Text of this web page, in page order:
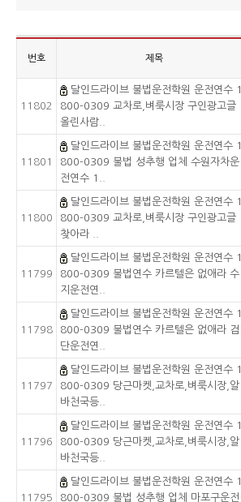
번호 제목
11802
달인드라이브 불법운전학원 운전연수 1
800-0309 교차로,벼룩시장 구인광고글
올린사람..
11801
달인드라이브 불법운전학원 운전연수 1
800-0309 불법 성추행 업체 수원자차운
전연수 1..
11800
달인드라이브 불법운전학원 운전연수 1
800-0309 교차로,벼룩시장 구인광고글
찾아라 ..
11799
달인드라이브 불법운전학원 운전연수 1
800-0309 불법연수 카르텔은 없애라 수
지운전연..
11798
달인드라이브 불법운전학원 운전연수 1
800-0309 불법연수 카르텔은 없애라 검
단운전연..
11797
달인드라이브 불법운전학원 운전연수 1
800-0309 당근마켓,교차로,벼룩시장,알
바천국등..
11796
달인드라이브 불법운전학원 운전연수 1
800-0309 당근마켓,교차로,벼룩시장,알
바천국등..
11795
달인드라이브 불법운전학원 운전연수 1
800-0309 불법 성추행 업체 마포구운전